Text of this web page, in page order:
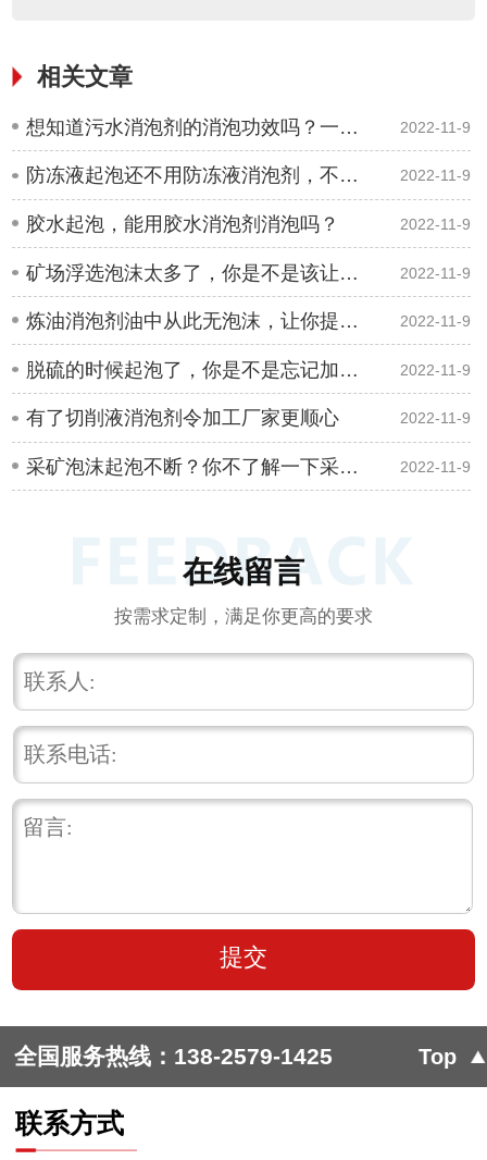
相关文章
想知道污水消泡剂的消泡功效吗？一点你就知道 2022-11-9
防冻液起泡还不用防冻液消泡剂，不然来不及了 2022-11-9
胶水起泡，能用胶水消泡剂消泡吗？ 2022-11-9
矿场浮选泡沫太多了，你是不是该让浮选消泡剂介入 2022-11-9
炼油消泡剂油中从此无泡沫，让你提高生产效率 2022-11-9
脱硫的时候起泡了，你是不是忘记加点脱硫消泡剂 2022-11-9
有了切削液消泡剂令加工厂家更顺心 2022-11-9
采矿泡沫起泡不断？你不了解一下采矿消泡剂 2022-11-9
在线留言
按需求定制，满足你更高的要求
全国服务热线： 138-2579-1425 Top
联系方式